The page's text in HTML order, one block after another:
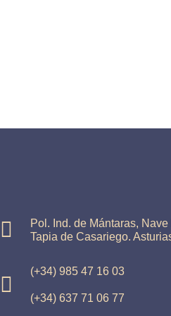
Pol. Ind. de Mántaras, Nave
Tapia de Casariego.
(+34) 985 47 16 03
(+34) 637 71 06 77